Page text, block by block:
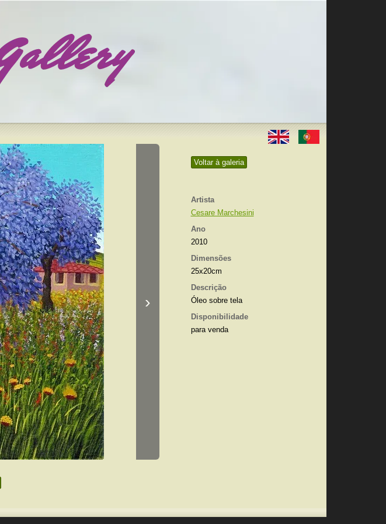
Voltar à galeria
Artista
Cesare Marchesini
Ano
2010
Dimensões
25x20cm
Descrição
Óleo sobre tela
Disponibilidade
para venda
›